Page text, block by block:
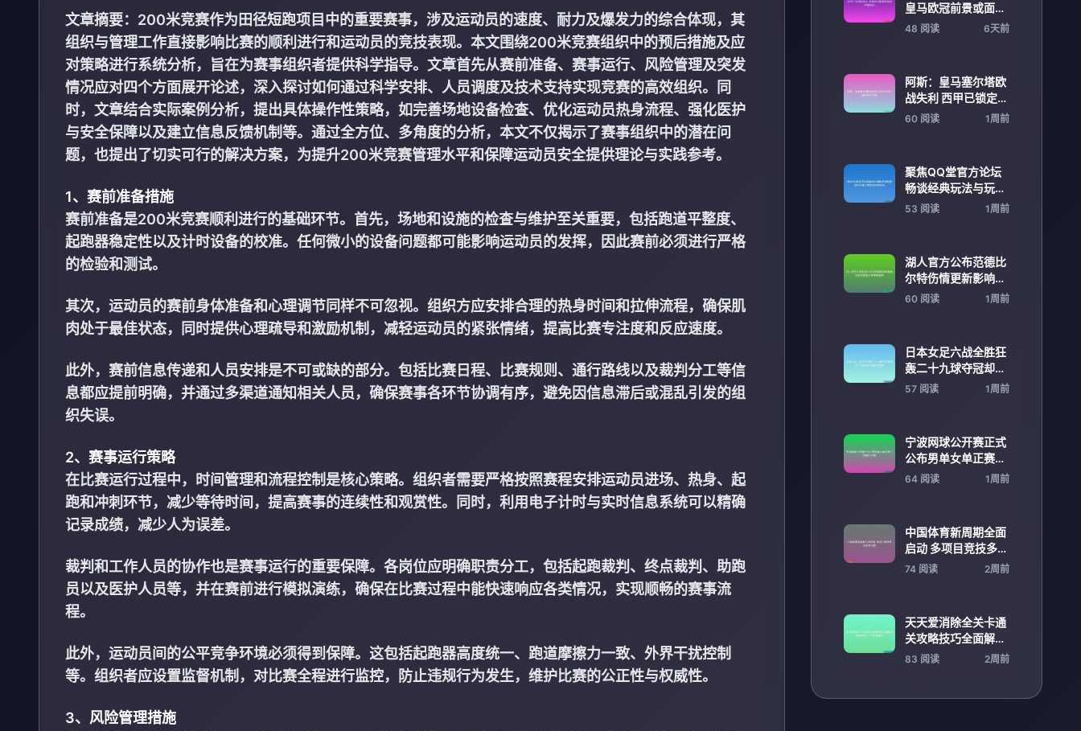
文章摘要：200米竞赛作为田径短跑项目中的重要赛事，涉及运动员的速度、耐力及爆发力的综合体现，其
组织与管理工作直接影响比赛的顺利进行和运动员的竞技表现。本文围绕200米竞赛组织中的预后措施及应
对策略进行系统分析，旨在为赛事组织者提供科学指导。文章首先从赛前准备、赛事运行、风险管理及突发
情况应对四个方面展开论述，深入探讨如何通过科学安排、人员调度及技术支持实现竞赛的高效组织。同
时，文章结合实际案例分析，提出具体操作性策略，如完善场地设备检查、优化运动员热身流程、强化医护
与安全保障以及建立信息反馈机制等。通过全方位、多角度的分析，本文不仅揭示了赛事组织中的潜在问
题，也提出了切实可行的解决方案，为提升200米竞赛管理水平和保障运动员安全提供理论与实践参考。
1、赛前准备措施
赛前准备是200米竞赛顺利进行的基础环节。首先，场地和设施的检查与维护至关重要，包括跑道平整度、
起跑器稳定性以及计时设备的校准。任何微小的设备问题都可能影响运动员的发挥，因此赛前必须进行严格
的检验和测试。
其次，运动员的赛前身体准备和心理调节同样不可忽视。组织方应安排合理的热身时间和拉伸流程，确保肌
肉处于最佳状态，同时提供心理疏导和激励机制，减轻运动员的紧张情绪，提高比赛专注度和反应速度。
此外，赛前信息传递和人员安排是不可或缺的部分。包括比赛日程、比赛规则、通行路线以及裁判分工等信
息都应提前明确，并通过多渠道通知相关人员，确保赛事各环节协调有序，避免因信息滞后或混乱引发的组
织失误。
2、赛事运行策略
在比赛运行过程中，时间管理和流程控制是核心策略。组织者需要严格按照赛程安排运动员进场、热身、起
跑和冲刺环节，减少等待时间，提高赛事的连续性和观赏性。同时，利用电子计时与实时信息系统可以精确
记录成绩，减少人为误差。
裁判和工作人员的协作也是赛事运行的重要保障。各岗位应明确职责分工，包括起跑裁判、终点裁判、助跑
员以及医护人员等，并在赛前进行模拟演练，确保在比赛过程中能快速响应各类情况，实现顺畅的赛事流
程。
此外，运动员间的公平竞争环境必须得到保障。这包括起跑器高度统一、跑道摩擦力一致、外界干扰控制
等。组织者应设置监督机制，对比赛全程进行监控，防止违规行为发生，维护比赛的公正性与权威性。
3、风险管理措施
皇马欧冠前景或面临
严峻挑战
48 阅读 6天前
阿斯：皇马塞尔塔欧
战失利 西甲已锁定额
外欧冠名额
60 阅读 1周前
聚焦QQ堂官方论坛
畅谈经典玩法与玩家
情怀故事共筑欢乐交
53 阅读 1周前
湖人官方公布范德比
尔特伤情更新影响球
队轮换前景分析赛季
60 阅读 1周前
日本女足六战全胜狂
轰二十九球夺冠却遇
冷 主帅反思仍需更强
57 阅读 1周前
宁波网球公开赛正式
公布男单女单正赛入
围选手名单
64 阅读 1周前
中国体育新周期全面
启动 多项目竞技多线
发展可期
74 阅读 2周前
天天爱消除全关卡通
关攻略技巧全面解析
助你快速上手与突破
83 阅读 2周前